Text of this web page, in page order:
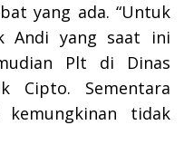
yang ada. “Untuk
Andi yang saat ini
Plt di Dinas
Cipto. Sementara
tidak